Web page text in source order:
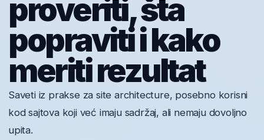
proveriti, šta
popraviti i kako
meriti rezultat
Saveti iz prakse za site architecture, posebno korisni
kod sajtova koji već imaju sadržaj, ali nemaju dovoljno
upita.